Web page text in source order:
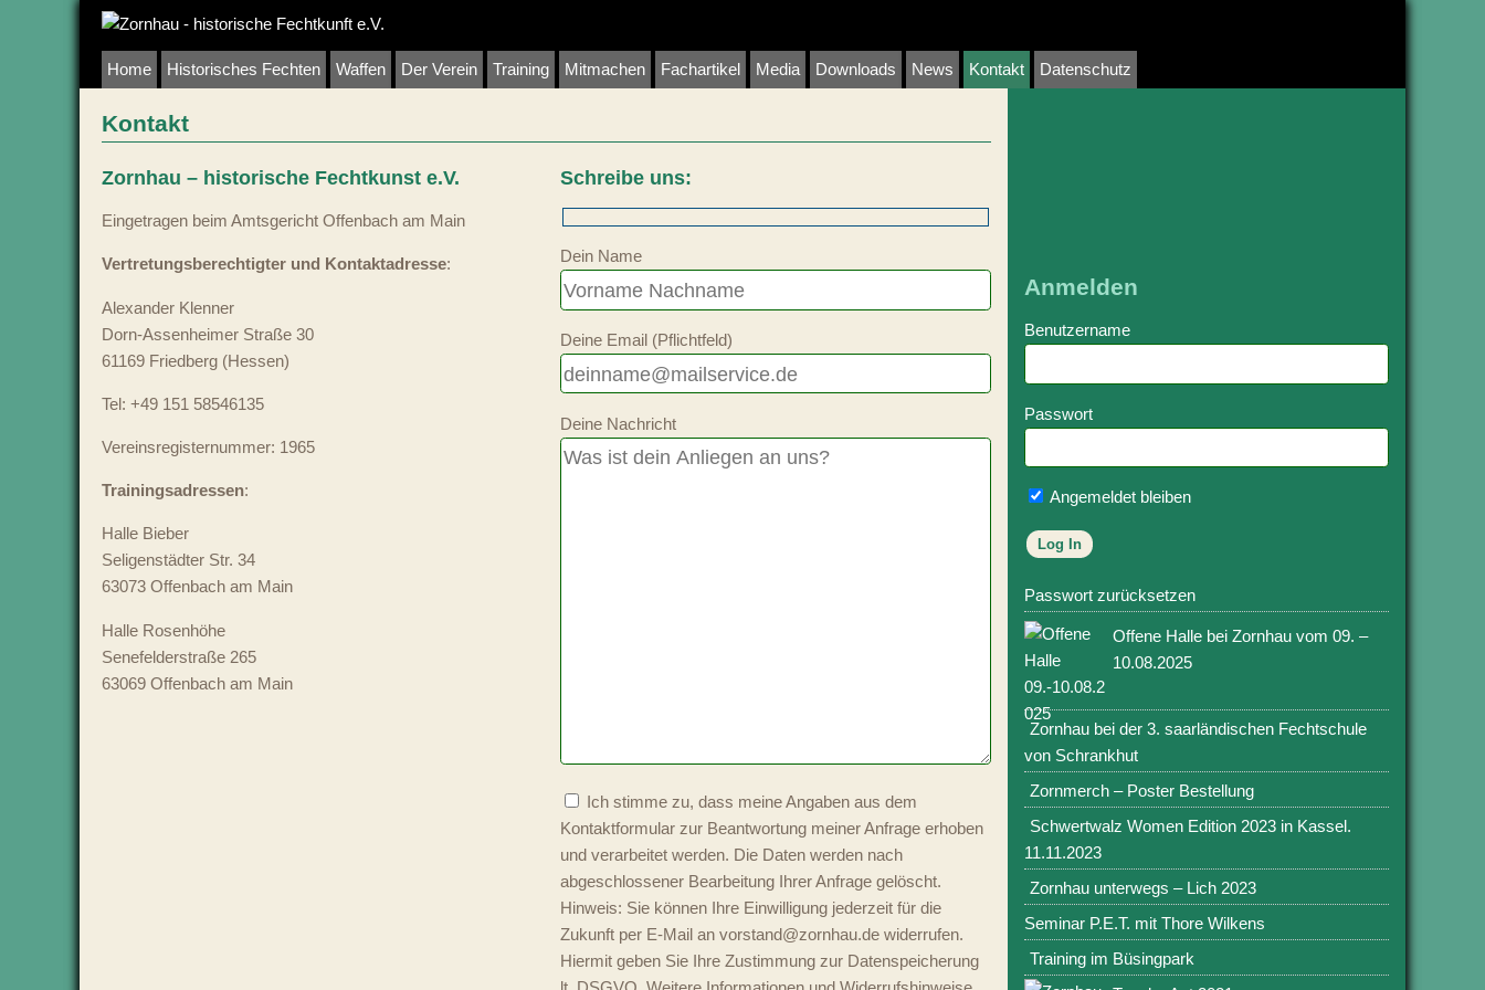
Home Historisches Fechten Waffen Der Verein Training Mitmachen Fachartikel Media Downloads News Kontakt Datenschutz
Kontakt
Zornhau – historische Fechtkunst e.V.
Eingetragen beim Amtsgericht Offenbach am Main
Vertretungsberechtigter und Kontaktadresse:
Alexander Klenner
Dorn-Assenheimer Straße 30
61169 Friedberg (Hessen)
Tel: +49 151 58546135
Vereinsregisternummer: 1965
Trainingsadressen:
Halle Bieber
Seligenstädter Str. 34
63073 Offenbach am Main
Halle Rosenhöhe
Senefelderstraße 265
63069 Offenbach am Main
Schreibe uns:
Dein Name
Deine Email (Pflichtfeld)
Deine Nachricht
Ich stimme zu, dass meine Angaben aus dem
Kontaktformular zur Beantwortung meiner Anfrage erhoben
und verarbeitet werden. Die Daten werden nach
abgeschlossener Bearbeitung Ihrer Anfrage gelöscht.
Hinweis: Sie können Ihre Einwilligung jederzeit für die
Zukunft per E-Mail an vorstand@zornhau.de widerrufen.
Hiermit geben Sie Ihre Zustimmung zur Datenspeicherung
Anmelden
Benutzername
Passwort
Angemeldet bleiben
Passwort zurücksetzen
Offene Halle bei Zornhau vom 09. –
10.08.2025
Zornhau bei der 3. saarländischen Fechtschule
von Schrankhut
Zornmerch – Poster Bestellung
Schwertwalz Women Edition 2023 in Kassel.
11.11.2023
Zornhau unterwegs – Lich 2023
Seminar P.E.T. mit Thore Wilkens
Training im Büsingpark